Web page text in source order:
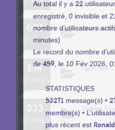
Au total il y a22
enregistré, 0 invisible et
nombre d’utilisateurs
minutes)
Le record du nombre
de459 , le 10 Fév 2026,
STATISTIQUES
53271 message(s) •
membre(s) •
plus récent est
601
MESSAGES
134 Ligue des
Diables